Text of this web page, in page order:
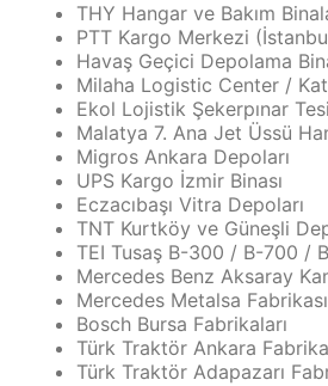
THY Hangar ve Bakım
PTT Kargo Merkezi
Havaş Geçici Depolama
Milaha Logistic Center /
Ekol Lojistik Şekerpınar
Malatya 7. Ana Jet Üssü
Migros Ankara Depoları
UPS Kargo İzmir Binası
Eczacıbaşı Vitra Depoları
TNT Kurtköy ve Güneşli
TEI Tusaş B-300 / B-700 /
Mercedes Benz Aksaray
Mercedes Metalsa Fabrikası
Bosch Bursa Fabrikaları
Türk Traktör Ankara
Türk Traktör Adapazarı